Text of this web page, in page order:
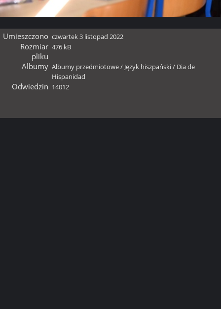
Umieszczono czwartek 3 listopad 2022
Rozmiar
pliku
476 kB
Albumy Albumy przedmiotowe/ Język hiszpański/ Dia de
Hispanidad
Odwiedzin 14012